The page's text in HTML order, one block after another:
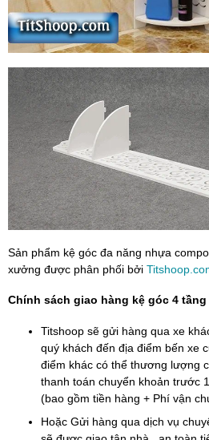
Sản phẩm kệ góc đa năng nhựa
xưởng được phân phối bởi
Chính sách giao hàng kệ góc 4 tầng
Titshoop sẽ gửi hàng qua xe
quý khách đến địa điểm bến xe
điểm khác có thể thương lượng
thanh toán chuyển khoản trước
(bao gồm tiền hàng + Phí vận
Hoặc Gửi hàng qua dịch vụ